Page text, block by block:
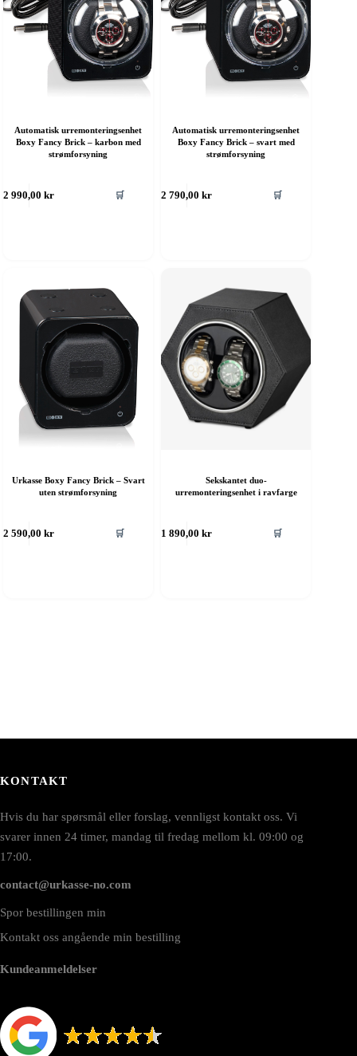
Automatisk urremonteringsenhet
Boxy Fancy Brick – karbon med
strømforsyning
2 990,00kr 🛒
Automatisk urremonteringsenhet
Boxy Fancy Brick – svart med
strømforsyning
2 790,00kr 🛒
Urkasse Boxy Fancy Brick – Svart
uten strømforsyning
2 590,00kr 🛒
Sekskantet duo-
urremonteringsenhet i ravfarge
1 890,00kr 🛒
KONTAKT
Hvis du har spørsmål eller forslag, vennligst kontakt oss. Vi
svarer innen 24 timer, mandag til fredag mellom kl. 09:00 og
17:00.
contact@urkasse-no.com
Spor bestillingen min
Kontakt oss angående min bestilling
Kundeanmeldelser